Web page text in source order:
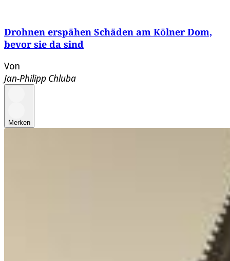
Drohnen erspähen Schäden am Kölner Dom,
bevor sie da sind
Von
Jan-Philipp Chluba
Merken